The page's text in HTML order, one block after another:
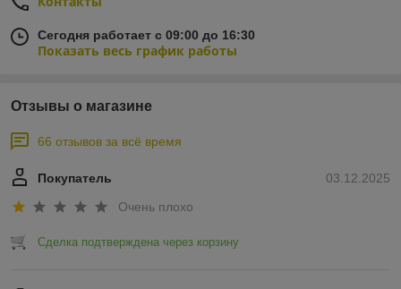
Сегодня работает с 09:00 до 16:30
Показать весь график работы
Отзывы о магазине
66 отзывов за всё время
03.12.2025
Покупатель
Очень плохо
Сделка подтверждена через корзину